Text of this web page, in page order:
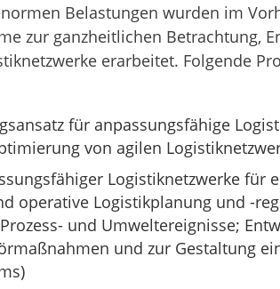
Belastungen wurden im
zur ganzheitlichen Betrachtung,
erarbeitet. Folgende
für anpassungsfähige
von agilen
Logistiknetzwerke für
operative Logistikplanung und -
und Umweltereignisse;
und zur Gestaltung